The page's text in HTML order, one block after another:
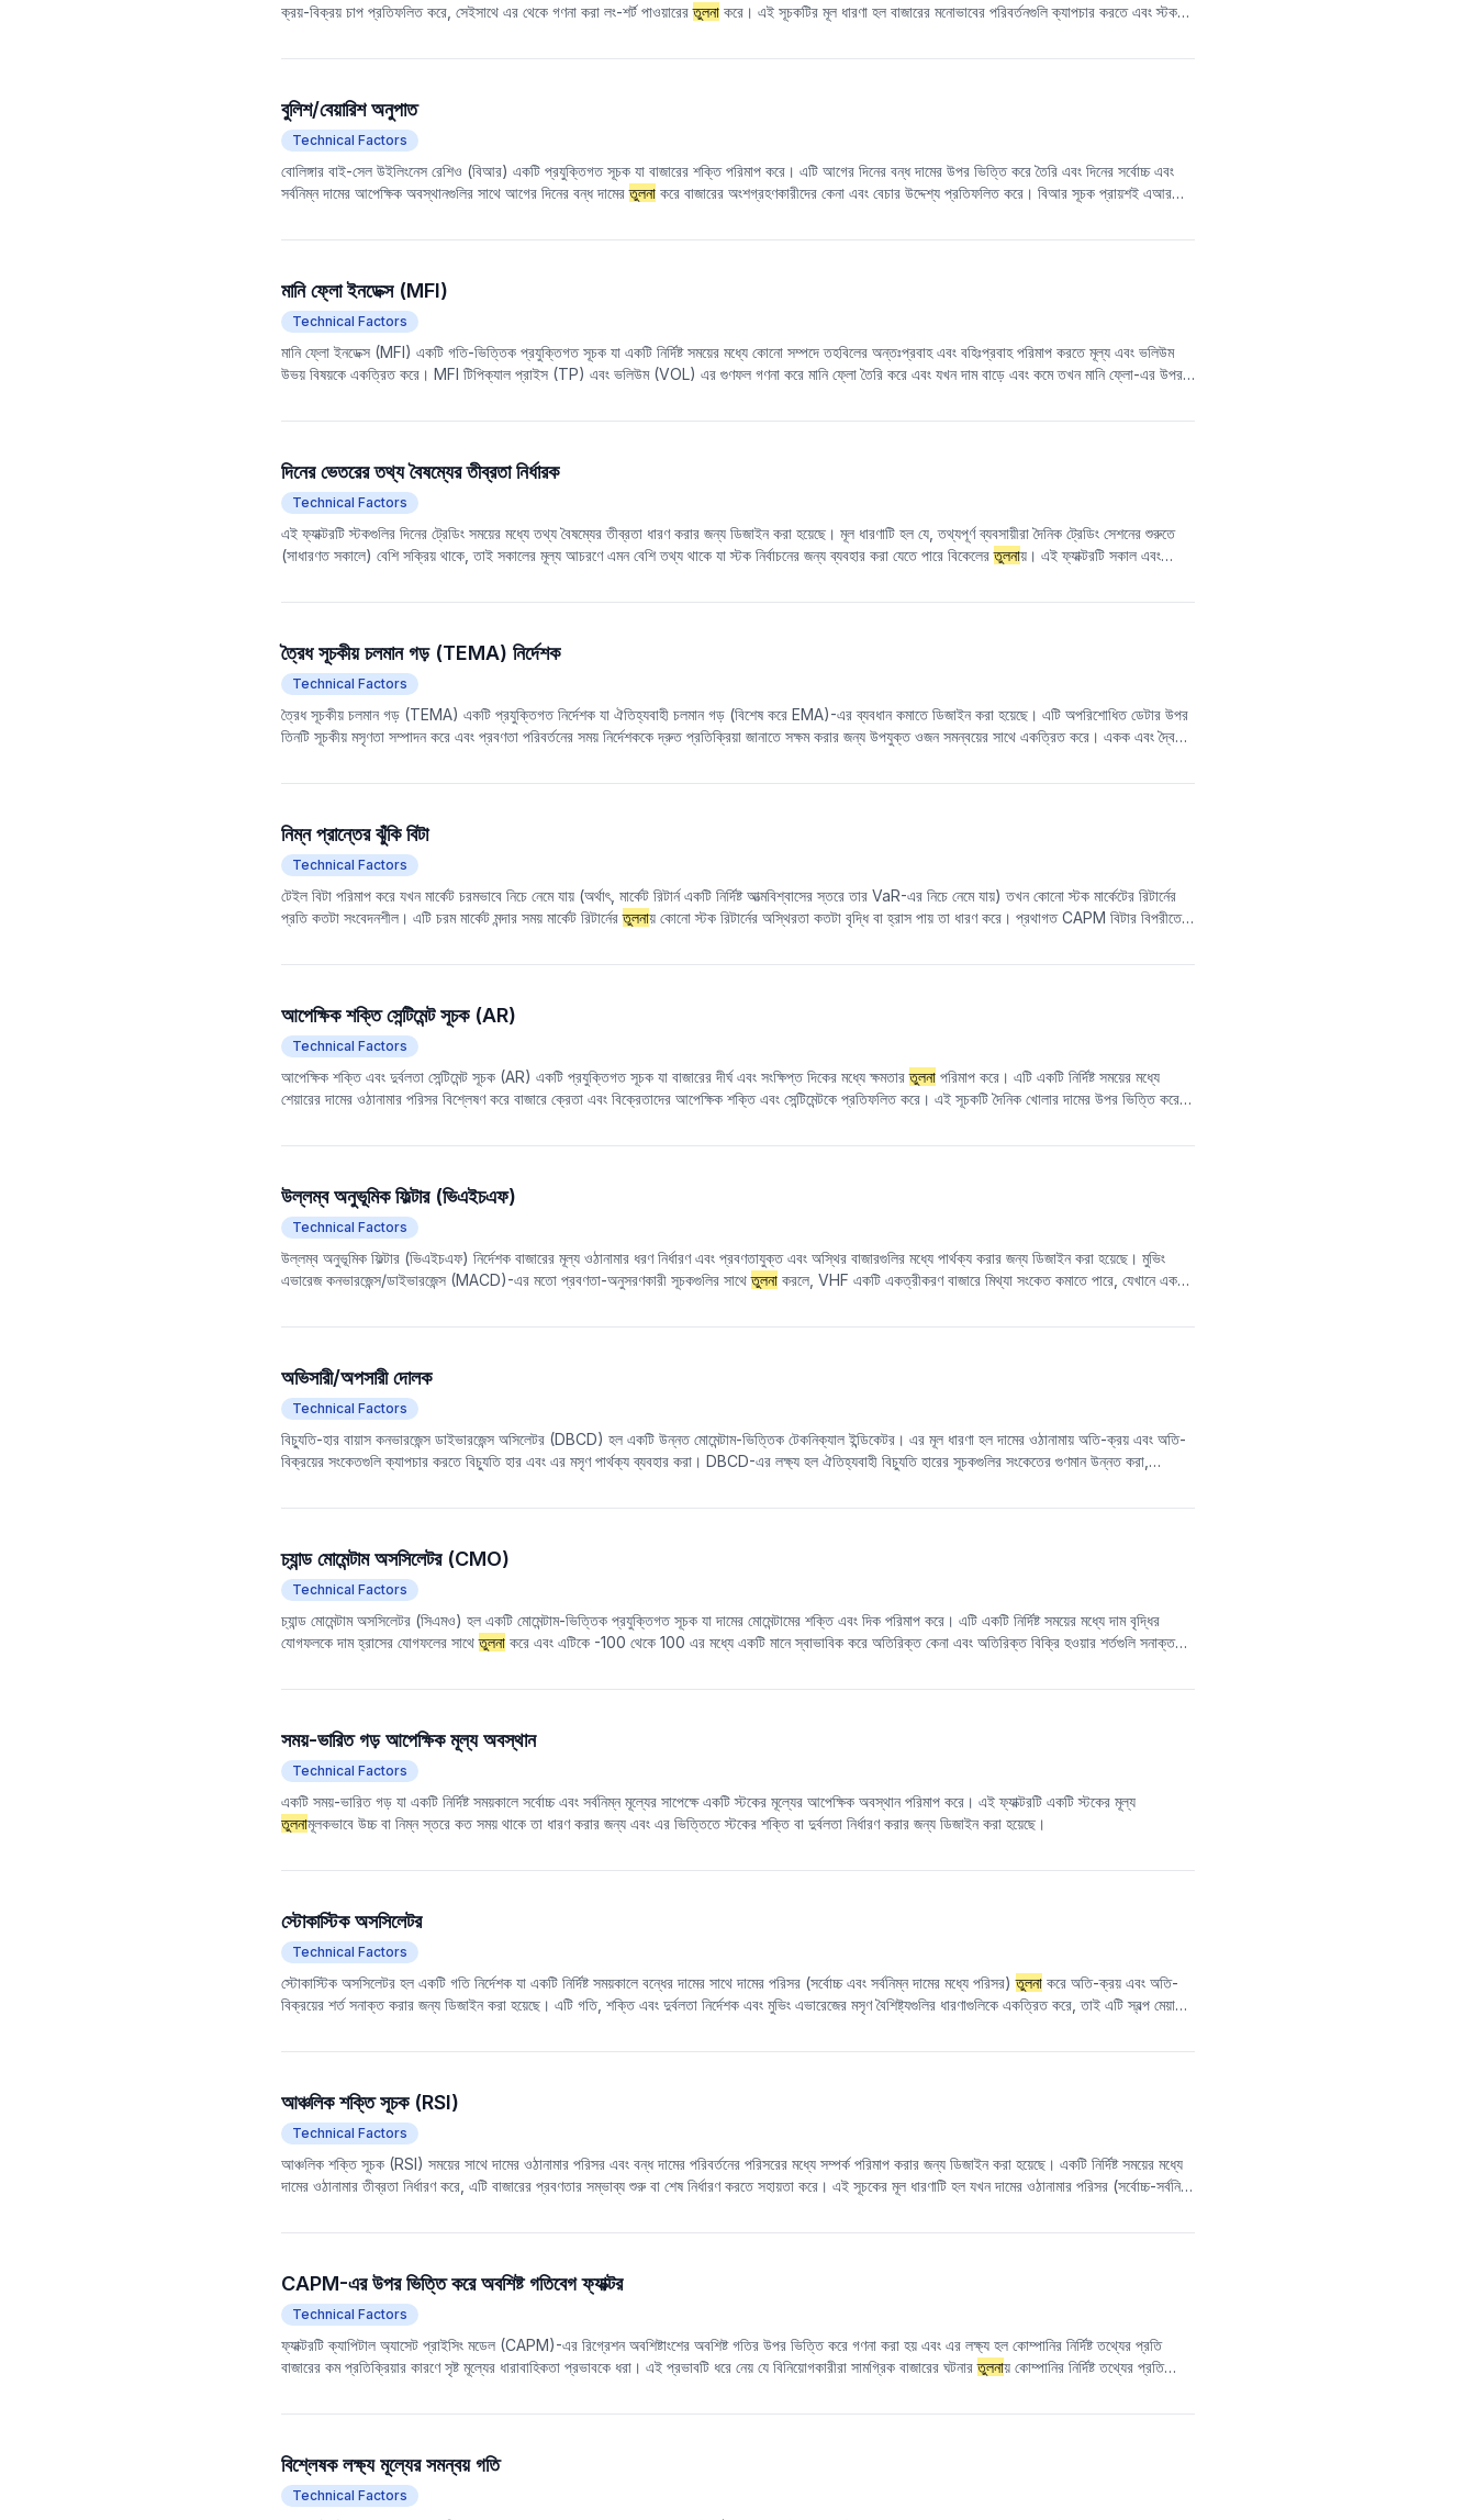
ক্রয়-বিক্রয় চাপ প্রতিফলিত করে, সেইসাথে এর থেকে গণনা করা লং-শর্ট পাওয়ারেরতুলনা করে। এই সূচকটির মূল ধারণা হল বাজারের মনোভাবের পরিবর্তনগুলি ক্যাপচার করতে এবং স্টক
পজিশনের জন্য বাজারের মনোভাব তত শক্তিশালী এবং -1 এর যত কাছাকাছি, শর্ট পজিশনের জন্য বাজারের মনোভাব তত শক্তিশালী। সাধারণভাবে বলতে গেলে, -0.5 এর নিচের DTMI
(DTMIMA) এর ব্যবহারের সাথে মিলিতভাবে, একটি স্পষ্ট ক্রয় এবং বিক্রয় সংকেত তৈরি করা যেতে পারে: যখন DTMI লাইন তার মুভিং এভারেজকে উপরের দিকে ভেদ করে, তখন এটিকে
কেনার সংকেত হিসাবে বিবেচনা করা হয়; যখন DTMI লাইন তার মুভিং এভারেজকে নিচের দিকে ভেদ করে, তখন এটিকে বিক্রির সংকেত হিসাবে বিবেচনা করা হয়। এই সূচকটি ট্রেন্ড-ফলোয়িং
কৌশলগুলির জন্য উপযুক্ত এবং স্বল্প মেয়াদে বাজারের লং-শর্ট পাওয়ারের
বুলিশ/বেয়ারিশ অনুপাত
Technical Factors
বোলিঙ্গার বাই-সেল উইলিংনেস রেশিও (বিআর) একটি প্রযুক্তিগত সূচক যা বাজারের শক্তি পরিমাপ করে। এটি আগের দিনের বন্ধ দামের উপর ভিত্তি করে তৈরি এবং দিনের সর্বোচ্চ এবং
সর্বনিম্ন দামের আপেক্ষিক অবস্থানগুলির সাথে আগের দিনের বন্ধ দামেরতুলনা করে বাজারের অংশগ্রহণকারীদের কেনা এবং বেচার উদ্দেশ্য প্রতিফলিত করে। বিআর সূচক প্রায়শই এআর
মানি ফ্লো ইনডেক্স (MFI)
Technical Factors
মানি ফ্লো ইনডেক্স (MFI) একটি গতি-ভিত্তিক প্রযুক্তিগত সূচক যা একটি নির্দিষ্ট সময়ের মধ্যে কোনো সম্পদে তহবিলের অন্তঃপ্রবাহ এবং বহিঃপ্রবাহ পরিমাপ করতে মূল্য এবং ভলিউম
উভয় বিষয়কে একত্রিত করে। MFI টিপিক্যাল প্রাইস (TP) এবং ভলিউম (VOL) এর গুণফল গণনা করে মানি ফ্লো তৈরি করে এবং যখন দাম বাড়ে এবং কমে তখন মানি ফ্লো-এর উপর
মনোভাব এবং মানি ফ্লো সম্পর্কে আরও ব্যাপক ধারণা দিতে পারে, যার মাধ্যমে সম্ভাব্য বিপরীত সংকেতগুলি আরও কার্যকরভাবে সনাক্ত করা যেতে পারে।
দিনের ভেতরের তথ্য বৈষম্যের তীব্রতা নির্ধারক
Technical Factors
এই ফ্যাক্টরটি স্টকগুলির দিনের ট্রেডিং সময়ের মধ্যে তথ্য বৈষম্যের তীব্রতা ধারণ করার জন্য ডিজাইন করা হয়েছে। মূল ধারণাটি হল যে, তথ্যপূর্ণ ব্যবসায়ীরা দৈনিক ট্রেডিং সেশনের শুরুতে
(সাধারণত সকালে) বেশি সক্রিয় থাকে, তাই সকালের মূল্য আচরণে এমন বেশি তথ্য থাকে যা স্টক নির্বাচনের জন্য ব্যবহার করা যেতে পারে বিকেলেরতুলনায়। এই ফ্যাক্টরটি সকাল এবং
ব্যবহার করে এবং উন্নত সংস্করণটি প্রাক-খোলার তথ্য প্রকাশের প্রভাব আরও সঠিকভাবে প্রতিফলিত করতে রাত্রিকালীন রিটার্ন ব্যবহার করে। রিগ্রেশন পদ্ধতির মাধ্যমে সামগ্রিক
ত্রৈধ সূচকীয় চলমান গড় (TEMA) নির্দেশক
Technical Factors
ত্রৈধ সূচকীয় চলমান গড় (TEMA) একটি প্রযুক্তিগত নির্দেশক যা ঐতিহ্যবাহী চলমান গড় (বিশেষ করে EMA)-এর ব্যবধান কমাতে ডিজাইন করা হয়েছে। এটি অপরিশোধিত ডেটার উপর
তিনটি সূচকীয় মসৃণতা সম্পাদন করে এবং প্রবণতা পরিবর্তনের সময় নির্দেশককে দ্রুত প্রতিক্রিয়া জানাতে সক্ষম করার জন্য উপযুক্ত ওজন সমন্বয়ের সাথে একত্রিত করে। একক এবং দ্বৈত
প্রধানত সম্পদ মূল্যের প্রবণতার দিক এবং সম্ভাব্য সমর্থন/প্রতিরোধের মাত্রা সনাক্ত করতে ব্যবহৃত হয়।
নিম্ন প্রান্তের ঝুঁকি বিটা
Technical Factors
টেইল বিটা পরিমাপ করে যখন মার্কেট চরমভাবে নিচে নেমে যায় (অর্থাৎ, মার্কেট রিটার্ন একটি নির্দিষ্ট আত্মবিশ্বাসের স্তরে তার VaR-এর নিচে নেমে যায়) তখন কোনো স্টক মার্কেটের রিটার্নের
প্রতি কতটা সংবেদনশীল। এটি চরম মার্কেট মন্দার সময় মার্কেট রিটার্নেরতুলনায় কোনো স্টক রিটার্নের অস্থিরতা কতটা বৃদ্ধি বা হ্রাস পায় তা ধারণ করে। প্রথাগত CAPM বিটার বিপরীতে,
আপেক্ষিক শক্তি সেন্টিমেন্ট সূচক (AR)
Technical Factors
আপেক্ষিক শক্তি এবং দুর্বলতা সেন্টিমেন্ট সূচক (AR) একটি প্রযুক্তিগত সূচক যা বাজারের দীর্ঘ এবং সংক্ষিপ্ত দিকের মধ্যে ক্ষমতারতুলনা পরিমাপ করে। এটি একটি নির্দিষ্ট সময়ের মধ্যে
শেয়ারের দামের ওঠানামার পরিসর বিশ্লেষণ করে বাজারে ক্রেতা এবং বিক্রেতাদের আপেক্ষিক শক্তি এবং সেন্টিমেন্টকে প্রতিফলিত করে। এই সূচকটি দৈনিক খোলার দামের উপর ভিত্তি করে
সেন্টিমেন্টের পক্ষপাত প্রকাশ করে। AR সূচক অতিরিক্ত কেনা এবং অতিরিক্ত বিক্রি হওয়ার অঞ্চল, সেইসাথে সম্ভাব্য বিপরীতমুখী হওয়ার সুযোগ নির্ধারণে সাহায্য করতে পারে।
উল্লম্ব অনুভূমিক ফিল্টার (ভিএইচএফ)
Technical Factors
উল্লম্ব অনুভূমিক ফিল্টার (ভিএইচএফ) নির্দেশক বাজারের মূল্য ওঠানামার ধরণ নির্ধারণ এবং প্রবণতাযুক্ত এবং অস্থির বাজারগুলির মধ্যে পার্থক্য করার জন্য ডিজাইন করা হয়েছে। মুভিং
এভারেজ কনভারজেন্স/ডাইভারজেন্স (MACD)-এর মতো প্রবণতা-অনুসরণকারী সূচকগুলির সাথেতুলনা করলে, VHF একটি একত্রীকরণ বাজারে মিথ্যা সংকেত কমাতে পারে, যেখানে একটি
উদাহরণস্বরূপ, একটি প্রবণতা বাজারে, MACD-এর মতো প্রবণতা-অনুসরণকারী সূচক ব্যবহার করা যেতে পারে; একটি অস্থির বাজারে, আপেক্ষিক শক্তি সূচক (RSI)-এর মতো অস্থিরতা
একটি প্রবণতা বা অস্থিরতার মধ্যে আছে কিনা তা নির্ধারণ করে।
অভিসারী/অপসারী দোলক
Technical Factors
বিচ্যুতি-হার বায়াস কনভারজেন্স ডাইভারজেন্স অসিলেটর (DBCD) হল একটি উন্নত মোমেন্টাম-ভিত্তিক টেকনিক্যাল ইন্ডিকেটর। এর মূল ধারণা হল দামের ওঠানামায় অতি-ক্রয় এবং অতি-
বিক্রয়ের সংকেতগুলি ক্যাপচার করতে বিচ্যুতি হার এবং এর মসৃণ পার্থক্য ব্যবহার করা। DBCD-এর লক্ষ্য হল ঐতিহ্যবাহী বিচ্যুতি হারের সূচকগুলির সংকেতের গুণমান উন্নত করা,
বিপরীত পয়েন্টগুলিকে আরও ভালভাবে প্রতিফলিত করতে পারে এবং কিছু মিথ্যা সংকেত কার্যকরভাবে ফিল্টার করতে পারে।
চ্যান্ড মোমেন্টাম অসসিলেটর (CMO)
Technical Factors
চ্যান্ড মোমেন্টাম অসসিলেটর (সিএমও) হল একটি মোমেন্টাম-ভিত্তিক প্রযুক্তিগত সূচক যা দামের মোমেন্টামের শক্তি এবং দিক পরিমাপ করে। এটি একটি নির্দিষ্ট সময়ের মধ্যে দাম বৃদ্ধির
যোগফলকে দাম হ্রাসের যোগফলের সাথেতুলনা করে এবং এটিকে -100 থেকে 100 এর মধ্যে একটি মানে স্বাভাবিক করে অতিরিক্ত কেনা এবং অতিরিক্ত বিক্রি হওয়ার শর্তগুলি সনাক্ত
(আরএসআই)-এরতুলনায়, সিএমও দামের গতিবিধির পরিমাণ বিবেচনা না করে বরং দাম বাড়ছে বা কমছে এমন দিনের সংখ্যার উপর মনোযোগ দিয়ে এবং মোট দিনের সংখ্যার সাথেতুলনাকরে
সময়-ভারিত গড় আপেক্ষিক মূল্য অবস্থান
Technical Factors
একটি সময়-ভারিত গড় যা একটি নির্দিষ্ট সময়কালে সর্বোচ্চ এবং সর্বনিম্ন মূল্যের সাপেক্ষে একটি স্টকের মূল্যের আপেক্ষিক অবস্থান পরিমাপ করে। এই ফ্যাক্টরটি একটি স্টকের মূল্য
তুলনামূলকভাবে উচ্চ বা নিম্ন স্তরে কত সময় থাকে তা ধারণ করার জন্য এবং এর ভিত্তিতে স্টকের শক্তি বা দুর্বলতা নির্ধারণ করার জন্য ডিজাইন করা হয়েছে।
স্টোকাস্টিক অসসিলেটর
Technical Factors
স্টোকাস্টিক অসসিলেটর হল একটি গতি নির্দেশক যা একটি নির্দিষ্ট সময়কালে বন্ধের দামের সাথে দামের পরিসর (সর্বোচ্চ এবং সর্বনিম্ন দামের মধ্যে পরিসর)তুলনা করে অতি-ক্রয় এবং অতি-
বিক্রয়ের শর্ত সনাক্ত করার জন্য ডিজাইন করা হয়েছে। এটি গতি, শক্তি এবং দুর্বলতা নির্দেশক এবং মুভিং এভারেজের মসৃণ বৈশিষ্ট্যগুলির ধারণাগুলিকে একত্রিত করে, তাই এটি স্বল্প মেয়াদে
সাধারণত বাজার অতি-ক্রয় হয়েছে এমন একটি সংকেত হিসাবে বিবেচিত হয়, যেখানে 30 এর কম D মান সাধারণত বাজার অতি-বিক্রয় হয়েছে এমন একটি সংকেত হিসাবে বিবেচিত হয়। J
আঞ্চলিক শক্তি সূচক (RSI)
Technical Factors
আঞ্চলিক শক্তি সূচক (RSI) সময়ের সাথে দামের ওঠানামার পরিসর এবং বন্ধ দামের পরিবর্তনের পরিসরের মধ্যে সম্পর্ক পরিমাপ করার জন্য ডিজাইন করা হয়েছে। একটি নির্দিষ্ট সময়ের মধ্যে
দামের ওঠানামার তীব্রতা নির্ধারণ করে, এটি বাজারের প্রবণতার সম্ভাব্য শুরু বা শেষ নির্ধারণ করতে সহায়তা করে। এই সূচকের মূল ধারণাটি হল যখন দামের ওঠানামার পরিসর (সর্বোচ্চ-সর্বনিম্ন
এবং প্রবণতার একটি বাঁক নির্দেশ করতে পারে। RSI প্রকৃত পরিসরের ধারণাটিকে একত্রিত করে এবং নয়েজ কমাতে এবং সম্ভাব্য প্রবণতা পরিবর্তনগুলি সনাক্ত করতে স্মুথিংয়ের জন্য
থাকতে পারে।
CAPM-এর উপর ভিত্তি করে অবশিষ্ট গতিবেগ ফ্যাক্টর
Technical Factors
ফ্যাক্টরটি ক্যাপিটাল অ্যাসেট প্রাইসিং মডেল (CAPM)-এর রিগ্রেশন অবশিষ্টাংশের অবশিষ্ট গতির উপর ভিত্তি করে গণনা করা হয় এবং এর লক্ষ্য হল কোম্পানির নির্দিষ্ট তথ্যের প্রতি
বাজারের কম প্রতিক্রিয়ার কারণে সৃষ্ট মূল্যের ধারাবাহিকতা প্রভাবকে ধরা। এই প্রভাবটি ধরে নেয় যে বিনিয়োগকারীরা সামগ্রিক বাজারের ঘটনারতুলনায় কোম্পানির নির্দিষ্ট তথ্যের প্রতি
বিশ্লেষক লক্ষ্য মূল্যের সমন্বয় গতি
Technical Factors